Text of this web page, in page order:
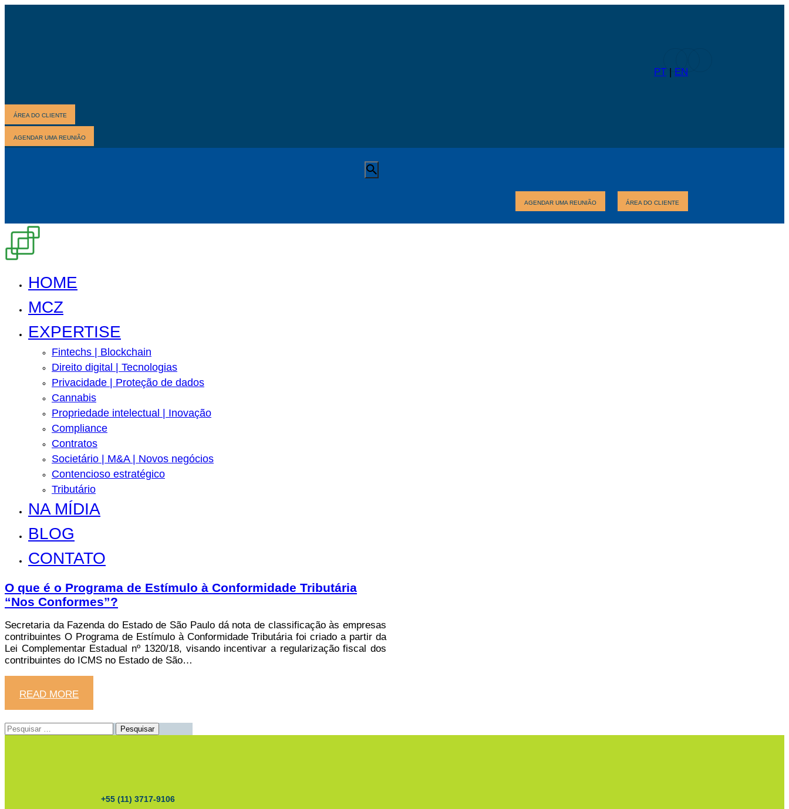
PT | EN
ÁREA DO CLIENTE
AGENDAR UMA REUNIÃO
AGENDAR UMA REUNIÃO ÁREA DO CLIENTE
HOME
MCZ
EXPERTISE
Fintechs | Blockchain
Direito digital | Tecnologias
Privacidade | Proteção de dados
Cannabis
Propriedade intelectual | Inovação
Compliance
Contratos
Societário | M&A | Novos negócios
Contencioso estratégico
Tributário
NA MÍDIA
BLOG
CONTATO
O que é o Programa de Estímulo à Conformidade Tributária
“Nos Conformes”?
Secretaria da Fazenda do Estado de São Paulo dá nota de classificação às empresas
contribuintes O Programa de Estímulo à Conformidade Tributária foi criado a partir da
Lei Complementar Estadual nº 1320/18, visando incentivar a regularização fiscal dos
contribuintes do ICMS no Estado de São…
READ MORE
Pesquisar
por:
+55 (11) 3717-9106